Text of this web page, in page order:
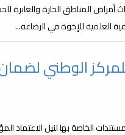
أمراض المناطق الحارة والعابرة
العلمية للإخوة في الرضاعة...
الوطني
العلوم بجامعة مصراتة صباح يوم الأربعاء الموافق 6/12/2023 المستندات الخاصة بها